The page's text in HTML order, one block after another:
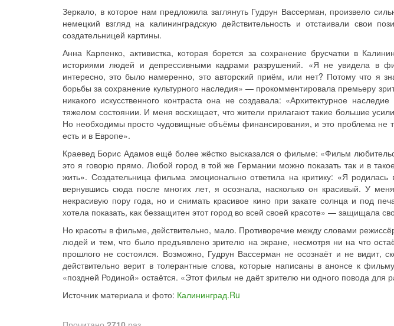
Зеркало, в которое нам предложила заглянуть Гудрун Вассерман, произвело
немецкий взгляд на калининградскую действительность и отстаивали свои
создательницей картины.
Анна Карпенко, активистка, которая борется за сохранение брусчатки в
историями людей и депрессивными кадрами разрушений. «Я не увидела в
интересно, это было намеренно, это авторский приём, или нет? Потому что я
борьбы за сохранение культурного наследия» — прокомментировала премьеру
никакого искусственного контраста она не создавала: «Архитектурное
тяжелом состоянии. И меня восхищает, что жители прилагают такие большие
Но необходимы просто чудовищные объёмы финансирования, и это проблема не
есть и в Европе».
Краевед Борис Адамов ещё более жёстко высказался о фильме: «Фильм
это я говорю прямо. Любой город в той же Германии можно показать так и в
жить». Создательница фильма эмоционально ответила на критику: «Я
вернувшись сюда после многих лет, я осознала, насколько он красивый. У
некрасивую пору года, но и снимать красивое кино при закате солнца и под
хотела показать, как беззащитен этот город во всей своей красоте» — защищала
Но красоты в фильме, действительно, мало. Противоречие между словами
людей и тем, что было предъявлено зрителю на экране, несмотря ни на что
прошлого не состоялся. Возможно, Гудрун Вассерман не осознаёт и не видит,
действительно верит в толерантные слова, которые написаны в анонсе к
«поздней Родиной» остаётся. «Этот фильм не даёт зрителю ни одного повода для
Источник материала и фото: Калининград.Ru